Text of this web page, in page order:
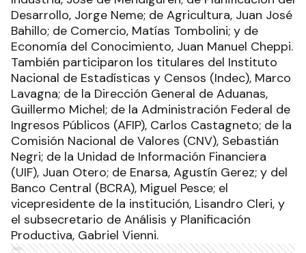
Desarrollo, Jorge Neme; de Agricultura, Juan José
Bahillo; de Comercio, Matías Tombolini; y de
Economía del Conocimiento, Juan Manuel Cheppi.
También participaron los titulares del Instituto
Nacional de Estadísticas y Censos (Indec), Marco
Lavagna; de la Dirección General de Aduanas,
Guillermo Michel; de la Administración Federal de
Ingresos Públicos (AFIP), Carlos Castagneto; de la
Comisión Nacional de Valores (CNV), Sebastián
Negri; de la Unidad de Información Financiera
(UIF), Juan Otero; de Enarsa, Agustín Gerez; y del
Banco Central (BCRA), Miguel Pesce; el
vicepresidente de la institución, Lisandro Cleri, y
el subsecretario de Análisis y Planificación
Productiva, Gabriel Vienni.
Ads